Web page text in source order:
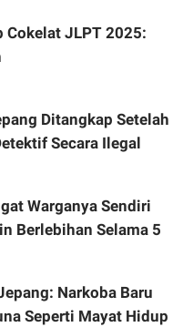
Cokelat JLPT 2025:
Ditangkap Setelah
Secara Ilegal
Warganya Sendiri
Berlebihan Selama 5
Narkoba Baru
Seperti Mayat Hidup